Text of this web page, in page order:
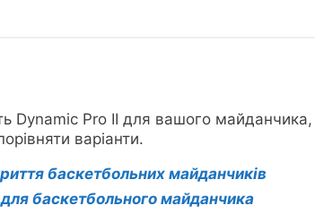
Dynamic Pro II для вашого
варіанти.
баскетбольних майданчиків
баскетбольного майданчика